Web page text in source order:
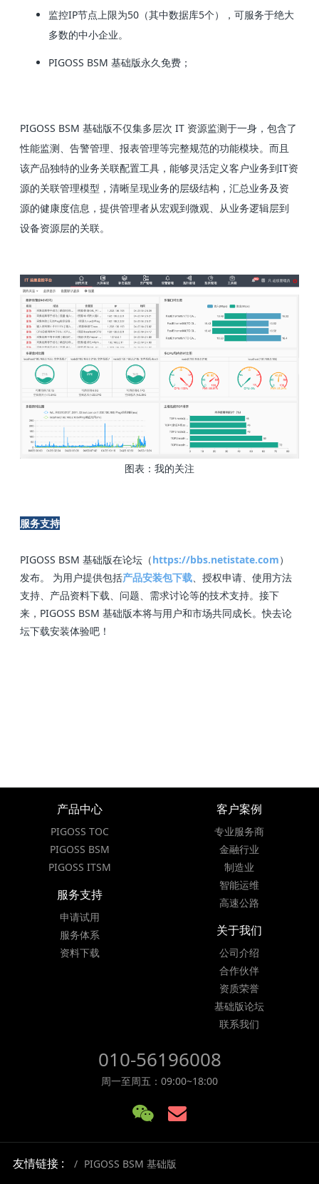
监控IP节点上限为50（其中数据库5个），可服务于绝大
多数的中小企业。
PIGOSS BSM 基础版永久免费；
PIGOSS BSM 基础版不仅集多层次 IT 资源监测于一身，包含了
性能监测、告警管理、报表管理等完整规范的功能模块。而且
该产品独特的业务关联配置工具，能够灵活定义客户业务到IT资
源的关联管理模型，清晰呈现业务的层级结构，汇总业务及资
源的健康度信息，提供管理者从宏观到微观、从业务逻辑层到
设备资源层的关联。
图表：我的关注
服务支持
PIGOSS BSM 基础版在论坛（https://bbs.netistate.com）
发布。 为用户提供包括产品安装包下载、授权申请、使用方法
支持、产品资料下载、问题、需求讨论等的技术支持。接下
来，PIGOSS BSM 基础版本将与用户和市场共同成长。快去论
坛下载安装体验吧！
产品中心
PIGOSS TOC
PIGOSS BSM
PIGOSS ITSM
客户案例
专业服务商
金融行业
制造业
智能运维
高速公路
服务支持
申请试用
服务体系
资料下载
关于我们
公司介绍
合作伙伴
资质荣誉
基础版论坛
联系我们
010-56196008
周一至周五：09:00~18:00
友情链接 : PIGOSS BSM 基础版